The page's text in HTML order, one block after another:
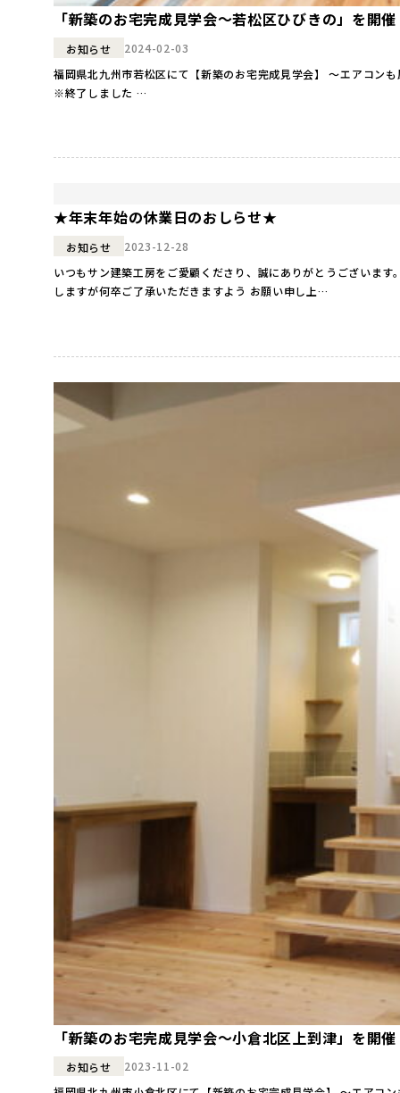
「新築のお宅完成見学会～若松区ひびきの」を開
お知らせ
2024-02-03
福岡県北九州市若松区にて【新築のお宅完成見学会】 ～エアコンも風も見えないから気持ちいい…。 “どこにいてもあたたかい！『全館暖冷房の家』完成見学会”を開催します！ ●日時●
※終了しました …
★年末年始の休業日のおしらせ★
お知らせ
2023-12-28
いつもサン建築工房をご愛顧くださり、誠にありがとうございま
しますが何卒ご了承いただきますよう お願い申し上…
「新築のお宅完成見学会～小倉北区上到津」を開
お知らせ
2023-11-02